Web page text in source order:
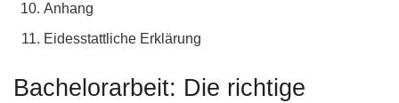
Anhang
Eidesstattliche Erklärung
Bachelorarbeit: Die richtige